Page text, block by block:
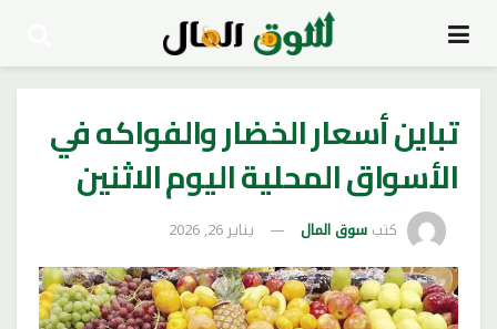
تباين أسعار الخضار والفواكه في
الأسواق المحلية اليوم الاثنين
كتب سوق المال يناير 26, 2026